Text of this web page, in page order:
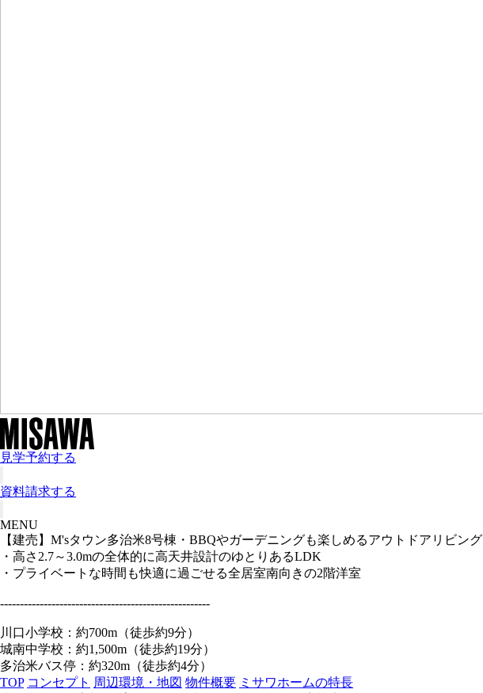
見学予約する
資料請求する
MENU
【建売】M'sタウン多治米8号棟 ・BBQやガーデニングも楽しめるアウトドアリビング
・高さ2.7～3.0mの全体的に高天井設計のゆとりあるLDK
・プライベートな時間も快適に過ごせる全居室南向きの2階洋室
-----------------------------------------------------
川口小学校：約700m（徒歩約9分）
城南中学校：約1,500m（徒歩約19分）
多治米バス停：約320m（徒歩約4分）
TOP コンセプト 周辺環境・地図 物件概要 ミサワホームの特長